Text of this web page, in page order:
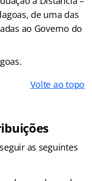
de uma das
ao Governo do
Volte ao topo
as seguintes